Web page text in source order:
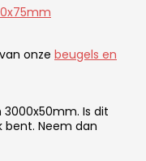
onze beugels en
Is dit
bent. Neem dan